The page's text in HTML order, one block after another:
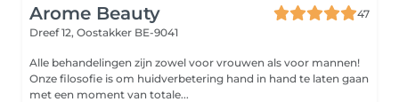
Arome Beauty
47
Dreef 12, Oostakker BE-9041
Alle behandelingen zijn zowel voor vrouwen als voor mannen!
Onze filosofie is om huidverbetering hand in hand te laten gaan
met een moment van totale...